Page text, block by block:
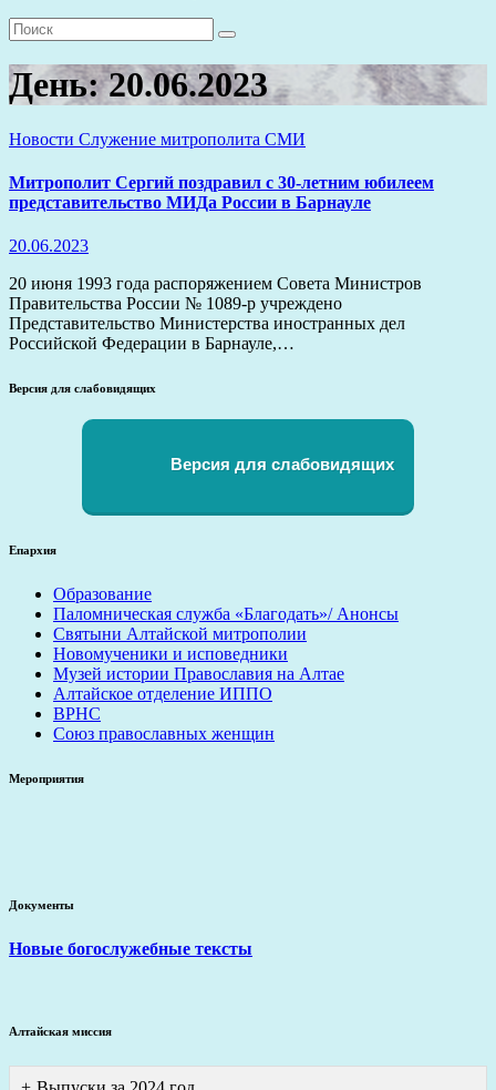
День:20.06.2023
Новости Служение митрополита СМИ
Митрополит Сергий поздравил с 30-летним юбилеем
представительство МИДа России в Барнауле
20.06.2023
20 июня 1993 года распоряжением Совета Министров
Правительства России № 1089-р учреждено
Представительство Министерства иностранных дел
Российской Федерации в Барнауле,…
Версия для слабовидящих
Версия для слабовидящих
Епархия
Образование
Паломническая служба «Благодать»/ Анонсы
Святыни Алтайской митрополии
Новомученики и исповедники
Музей истории Православия на Алтае
Алтайское отделение ИППО
ВРНС
Союз православных женщин
Мероприятия
Документы
Новые богослужебные тексты
Алтайская миссия